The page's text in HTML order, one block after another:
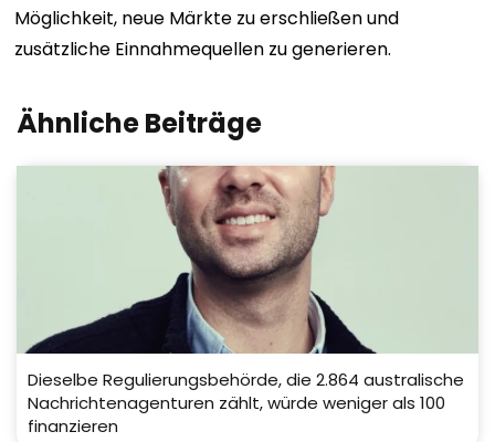
Möglichkeit, neue Märkte zu erschließen und
zusätzliche Einnahmequellen zu generieren.
Ähnliche Beiträge
Dieselbe Regulierungsbehörde, die 2.864 australische
Nachrichtenagenturen zählt, würde weniger als 100
finanzieren